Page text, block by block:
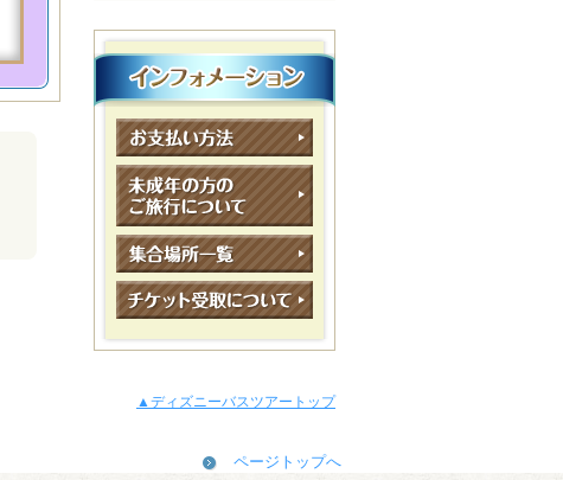
▲ディズニーバスツアートップ
ページトップへ